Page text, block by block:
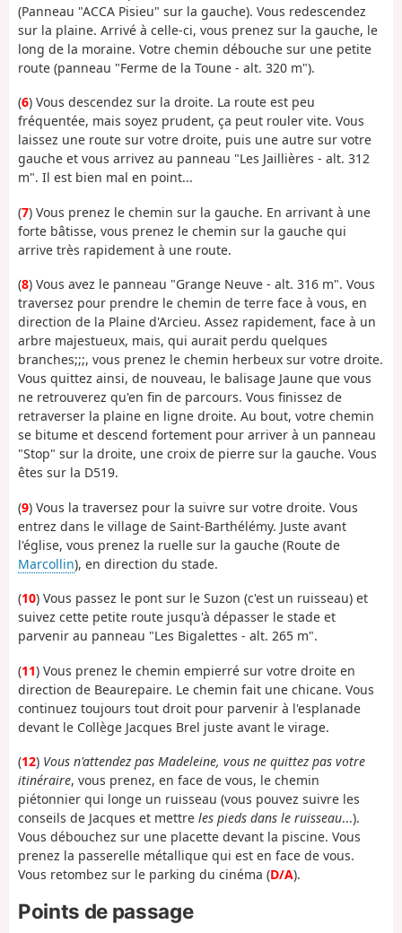
(Panneau "ACCA Pisieu" sur la gauche). Vous redescendez
sur la plaine. Arrivé à celle-ci, vous prenez sur la gauche, le
long de la moraine. Votre chemin débouche sur une petite
route (panneau "Ferme de la Toune - alt. 320 m").
(6) Vous descendez sur la droite. La route est peu
fréquentée, mais soyez prudent, ça peut rouler vite. Vous
laissez une route sur votre droite, puis une autre sur votre
gauche et vous arrivez au panneau "Les Jaillières - alt. 312
m". Il est bien mal en point...
(7) Vous prenez le chemin sur la gauche. En arrivant à une
forte bâtisse, vous prenez le chemin sur la gauche qui
arrive très rapidement à une route.
(8) Vous avez le panneau "Grange Neuve - alt. 316 m". Vous
traversez pour prendre le chemin de terre face à vous, en
direction de la Plaine d'Arcieu. Assez rapidement, face à un
arbre majestueux, mais, qui aurait perdu quelques
branches;;;, vous prenez le chemin herbeux sur votre droite.
Vous quittez ainsi, de nouveau, le balisage Jaune que vous
ne retrouverez qu'en fin de parcours. Vous finissez de
retraverser la plaine en ligne droite. Au bout, votre chemin
se bitume et descend fortement pour arriver à un panneau
"Stop" sur la droite, une croix de pierre sur la gauche. Vous
êtes sur la D519.
(9) Vous la traversez pour la suivre sur votre droite. Vous
entrez dans le village de Saint-Barthélémy. Juste avant
l'église, vous prenez la ruelle sur la gauche (Route de
Marcollin), en direction du stade.
(10) Vous passez le pont sur le Suzon (c'est un ruisseau) et
suivez cette petite route jusqu'à dépasser le stade et
parvenir au panneau "Les Bigalettes - alt. 265 m".
(11) Vous prenez le chemin empierré sur votre droite en
direction de Beaurepaire. Le chemin fait une chicane. Vous
continuez toujours tout droit pour parvenir à l'esplanade
devant le Collège Jacques Brel juste avant le virage.
(12) Vous n'attendez pas Madeleine, vous ne quittez pas votre
itinéraire, vous prenez, en face de vous, le chemin
piétonnier qui longe un ruisseau (vous pouvez suivre les
conseils de Jacques et mettre les pieds dans le ruisseau...).
Vous débouchez sur une placette devant la piscine. Vous
prenez la passerelle métallique qui est en face de vous.
Vous retombez sur le parking du cinéma (D/A).
Points de passage